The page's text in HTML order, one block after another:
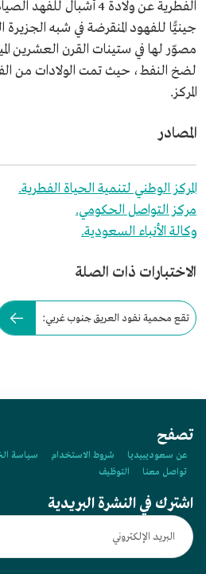
الفطرية عن ولادة 4 أشبال
جينيًّا للفهود المنقرضة في شبه
مصوّر لها في ستينات القرن العشرين
لضخ النفط، حيث تمت الولادات من
المركز.
المصادر
المركز الوطني لتنمية الحياة الفطرية.
مركز التواصل الحكومي.
وكالة الأنباء السعودية.
الاختبارات ذات الصلة
تقع محمية نفود العريق جنوب غربي:
تصفح
عن سعوديبيديا شروط الاستخدام سياسة
تواصل معنا
التوظيف
اشترك في النشرة البريدية